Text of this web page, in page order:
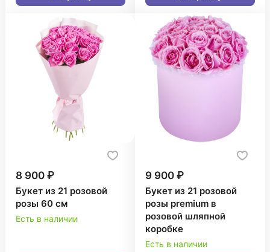
8 900 ₽
Букет из 21 розовой
розы 60 см
Есть в наличии
9 900 ₽
Букет из 21 розовой
розы premium в
розовой шляпной
коробке
Есть в наличии